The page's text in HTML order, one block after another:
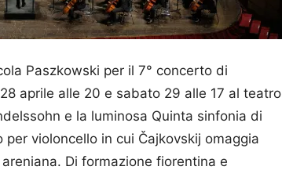
Paszkowski per il 7° concerto di
aprile alle 20 e sabato 29 alle 17 al teatro
e la luminosa Quinta sinfonia di
violoncello in cui Čajkovskij omaggia
Di formazione fiorentina e